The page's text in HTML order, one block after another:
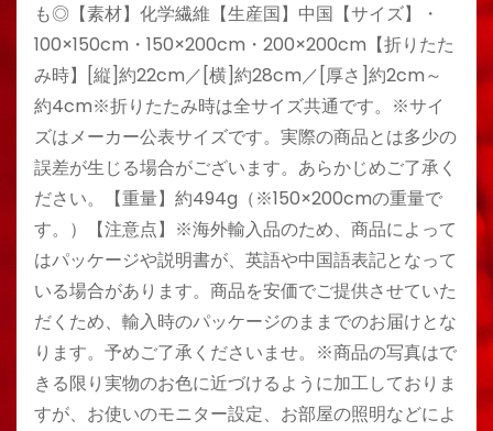
も◎【素材】化学繊維【生産国】中国【サイズ】・
100×150cm・150×200cm・200×200cm【折りたた
み時】[縦]約22cm／[横]約28cm／[厚さ]約2cm～
約4cm※折りたたみ時は全サイズ共通です。※サイ
ズはメーカー公表サイズです。実際の商品とは多少の
誤差が生じる場合がございます。あらかじめご了承く
ださい。【重量】約494g（※150×200cmの重量で
す。）【注意点】※海外輸入品のため、商品によって
はパッケージや説明書が、英語や中国語表記となって
いる場合があります。商品を安価でご提供させていた
だくため、輸入時のパッケージのままでのお届けとな
ります。予めご了承くださいませ。※商品の写真はで
きる限り実物のお色に近づけるように加工しておりま
すが、お使いのモニター設定、お部屋の照明などによ